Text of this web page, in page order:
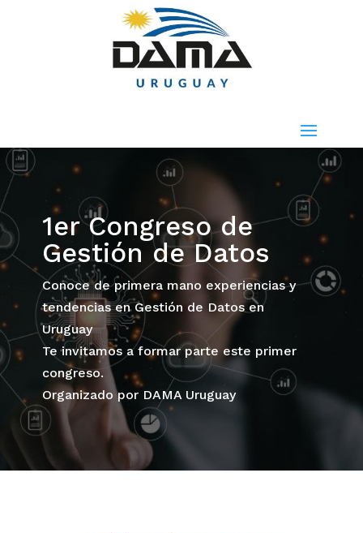
1er Congreso de
Gestión de Datos
Conoce de primera mano experiencias y
tendencias en Gestión de Datos en
Uruguay
Te invitamos a formar parte este primer
congreso.
Organizado por DAMA Uruguay